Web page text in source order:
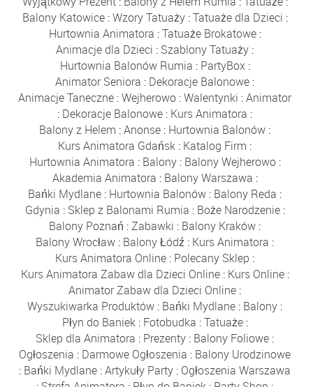
Balony Katowice:Wzory Tatuaży:Tatuaże dla Dzieci :
Hurtownia Animatora :Tatuaże Brokatowe:
Animacje dla Dzieci : Szablony Tatuaży :
Hurtownia Balonów Rumia : PartyBox:
Animator Seniora : Dekoracje Balonowe :
Animacje Taneczne :Wejherowo :Walentynki :Animator
: Dekoracje Balonowe : Kurs Animatora :
Balony z Helem :Anonse : Hurtownia Balonów :
Kurs Animatora Gdańsk : Katalog Firm :
Hurtownia Animatora : Balony: Balony Wejherowo:
Akademia Animatora : Balony Warszawa :
Bańki Mydlane : Hurtownia Balonów : Balony Reda :
Gdynia : Sklep z Balonami Rumia : Boże Narodzenie:
Balony Poznań :Zabawki : Balony Kraków :
Balony Wrocław : Balony Łódź : Kurs Animatora :
Kurs Animatora Online : Polecany Sklep :
Kurs Animatora Zabaw dla Dzieci Online: Kurs Online:
Animator Zabaw dla Dzieci Online :
Wyszukiwarka Produktów : Bańki Mydlane : Balony :
Płyn do Baniek: Fotobudka :Tatuaże:
Sklep dla Animatora : Prezenty : Balony Foliowe :
Ogłoszenia : Darmowe Ogłoszenia : Balony Urodzinowe
: Bańki Mydlane :Artykuły Party : Ogłoszenia Warszawa